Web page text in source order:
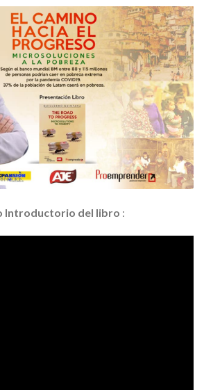
Introductorio del libro :